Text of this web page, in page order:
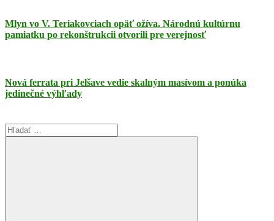
Mlyn vo V. Teriakovciach opäť ožíva. Národnú kultúrnu
pamiatku po rekonštrukcii otvorili pre verejnosť
Nová ferrata pri Jelšave vedie skalným masívom a ponúka
jedinečné výhľady
Search
for: